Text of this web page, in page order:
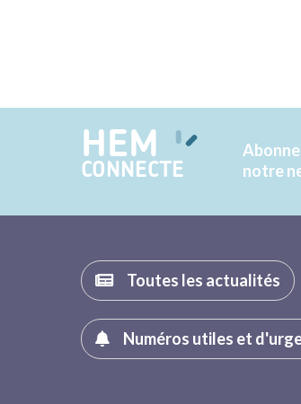
HEM
CONNECTE
notre
Toutes les actualités
Numéros utiles et